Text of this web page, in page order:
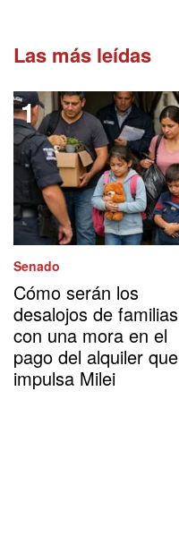
Las más leídas
Senado
Cómo serán los
desalojos de familias
con una mora en el
pago del alquiler que
impulsa Milei